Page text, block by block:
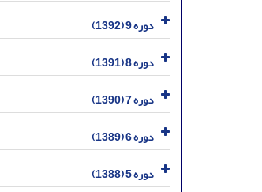
دوره 9 (1392)
دوره 8 (1391)
دوره 7 (1390)
دوره 6 (1389)
دوره 5 (1388)